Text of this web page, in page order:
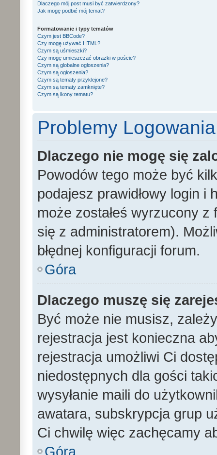
Dlaczego mój post musi być zatwierdzony?
Jak mogę podbić mój temat?
Formatowanie i typy tematów
Czym jest BBCode?
Czy mogę używać HTML?
Czym są uśmieszki?
Czy mogę umieszczać obrazki w poście?
Czym są globalne ogłoszenia?
Czym są ogłoszenia?
Czym są tematy przyklejone?
Czym są tematy zamknięte?
Czym są ikony tematu?
Problemy
Dlaczego nie mogę się
Powodów tego może być
podajesz prawidłowy login i
może zostałeś wyrzucony
się z administratorem).
błędnej konfiguracji forum.
Góra
Dlaczego muszę się
Być może nie musisz,
rejestracja jest konieczna
rejestracja umożliwi Ci
niedostępnych dla gości
wysyłanie maili do
awatara, subskrypcja grup
Ci chwilę więc zachęcamy
Góra